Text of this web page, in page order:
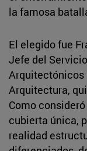
la famosa
El elegido fue
Jefe del
Arquitectónicos
Arquitectura,
Como
cubierta única,
realidad